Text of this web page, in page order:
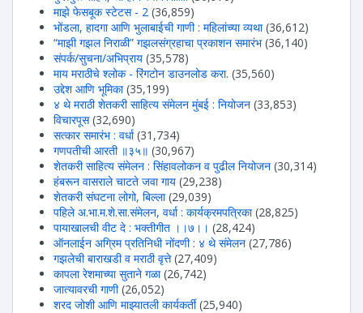
माझे फेसबूक स्टेटस - 2 (36,859)
भोंडला, हादगा आणि भुलाबाईची गाणी : महिलांच्या व्यथा (36,612)
“माझी गझल निराळी” गझलसंग्रहाचा प्रकाशन समारंभ (36,140)
संपर्क/सुचना/अभिप्राय (35,578)
माय मराठीचे श्लोक - रिंगटोन डाउनलोड करा. (35,560)
उद्देश आणि भूमिका (35,199)
४ थे मराठी शेतकरी साहित्य संमेलन मुंबई : नियोजन (33,853)
विचारपूस (32,690)
सत्कार समारंभ : वर्धा (31,734)
गणपतीची आरती ॥३५॥ (30,967)
शेतकरी साहित्य संमेलन : सिंहावलोकन व पुढील नियोजन (30,314)
हंबरून वासराले चाटते जवा गाय (29,238)
शेतकरी संघटना लोगो, बिल्ला (29,039)
पहिले अ.भा.म.शे.सा.संमेलन, वर्धा : कार्यक्रमपत्रिका (28,825)
पायाखालची वीट दे : भक्तीगीत ।।७।। (28,424)
ऑनलाईन अग्रिम प्रतिनिधी नोंदणी : ४ थे संमेलन (27,786)
गझलेची बाराखडी व मराठी वृत्ते (27,409)
कापला रेशमाच्या सुताने गळा (26,742)
जात्यावरची गाणी (26,052)
शरद जोशी आणि माझ्यातली कार्यकर्ती (25,940)